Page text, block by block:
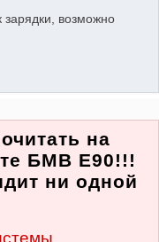
зарядки, возможно
на
БМВ Е90!!!
ни одной